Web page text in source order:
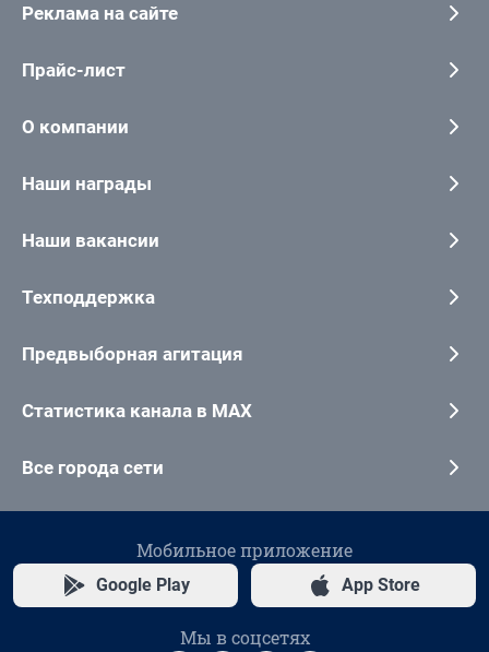
Реклама на сайте
Прайс-лист
О компании
Наши награды
Наши вакансии
Техподдержка
Предвыборная агитация
Статистика канала в MAX
Все города сети
Мобильное приложение
Google Play App Store
Мы в соцсетях